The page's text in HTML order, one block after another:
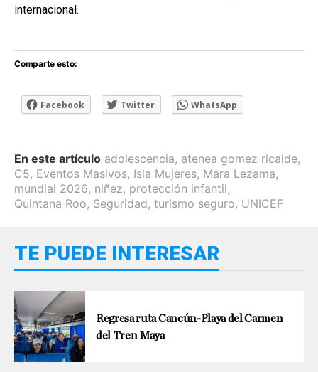
internacional.
Comparte esto:
Facebook Twitter WhatsApp
En este artículo adolescencia, atenea gomez ricalde,
C5, Eventos Masivos, Isla Mujeres, Mara Lezama,
mundial 2026, niñez, protección infantil,
Quintana Roo, Seguridad, turismo seguro, UNICEF
TE PUEDE INTERESAR
Regresa ruta Cancún-Playa del Carmen
del Tren Maya